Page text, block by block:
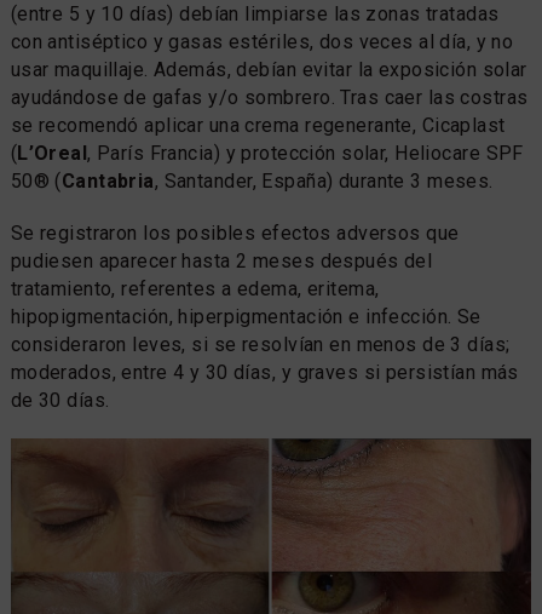
(entre 5 y 10 días) debían limpiarse las zonas tratadas
con antiséptico y gasas estériles, dos veces al día, y no
usar maquillaje. Además, debían evitar la exposición solar
ayudándose de gafas y/o sombrero. Tras caer las costras
se recomendó aplicar una crema regenerante, Cicaplast
(L’Oreal, París Francia) y protección solar, Heliocare SPF
50® (Cantabria, Santander, España) durante 3 meses.
Se registraron los posibles efectos adversos que
pudiesen aparecer hasta 2 meses después del
tratamiento, referentes a edema, eritema,
hipopigmentación, hiperpigmentación e infección. Se
consideraron leves, si se resolvían en menos de 3 días;
moderados, entre 4 y 30 días, y graves si persistían más
de 30 días.